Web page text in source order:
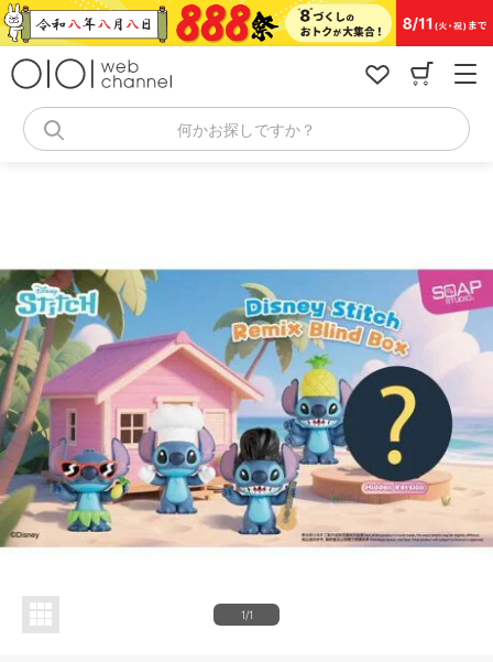
コ
ン
何かお探しですか？
1/1